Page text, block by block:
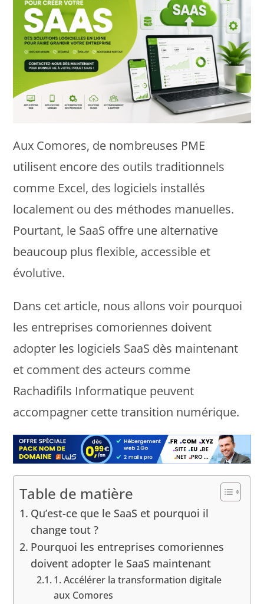
Aux Comores, de nombreuses PME
utilisent encore des outils traditionnels
comme Excel, des logiciels installés
localement ou des méthodes manuelles.
Pourtant, le SaaS offre une alternative
beaucoup plus flexible, accessible et
évolutive.
Dans cet article, nous allons voir pourquoi
les entreprises comoriennes doivent
adopter les logiciels SaaS dès maintenant
et comment des acteurs comme
Rachadifils Informatique peuvent
accompagner cette transition numérique.
Table de matière
Qu’est-ce que le SaaS et pourquoi il
change tout ?
Pourquoi les entreprises comoriennes
doivent adopter le SaaS maintenant
1. Accélérer la transformation digitale
aux Comores